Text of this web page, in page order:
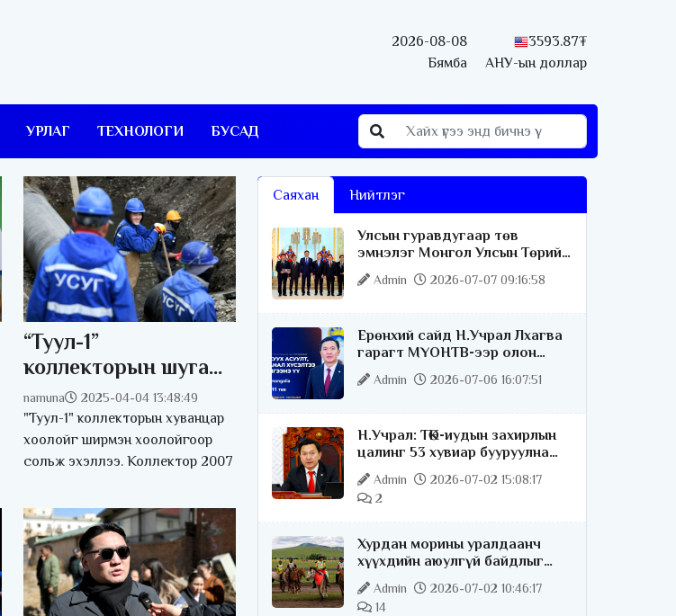
2026-08-08
Бямба
3593.87₮
АНУ-ын доллар
УРЛАГ ТЕХНОЛОГИ БУСАД
“Туул-1”
коллекторын шугам
угсралтын ажил
эхэллээ
namuna 2025-04-04 13:48:49
"Туул-1" коллекторын хуванцар
хоолойг ширмэн хоолойгоор
сольж эхэллээ. Коллектор 2007
Саяхан Нийтлэг
Улсын гуравдугаар төв
эмнэлэг Монгол Улсын Төрийн
соёрхлыг 4 дэх удаагаа
хүртлээ
Admin 2026-07-07 09:16:58
Ерөнхий сайд Н.Учрал Лхагва
гарагт МҮОНТВ-ээр олон
нийттэй шууд ярилцана
Admin 2026-07-06 16:07:51
Н.Учрал: ТӨК-иудын захирлын
цалинг 53 хувиар бууруулна
гэдгээ хатуу,
хариуцлагатайгаар хэлье
Admin
2026-07-02 15:08:17
2
Хурдан морины уралдаанч
хүүхдийн аюулгүй байдлыг
хангах чиглэлээр ажиллаж
байна
Admin
2026-07-02 10:46:17
14